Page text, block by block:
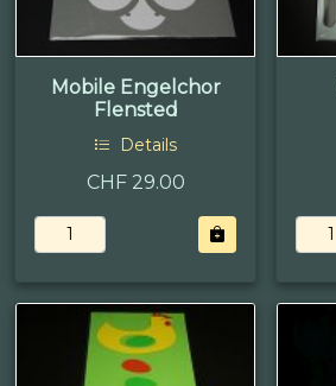
Mobile Engelchor
Flensted
Details
CHF 29.00